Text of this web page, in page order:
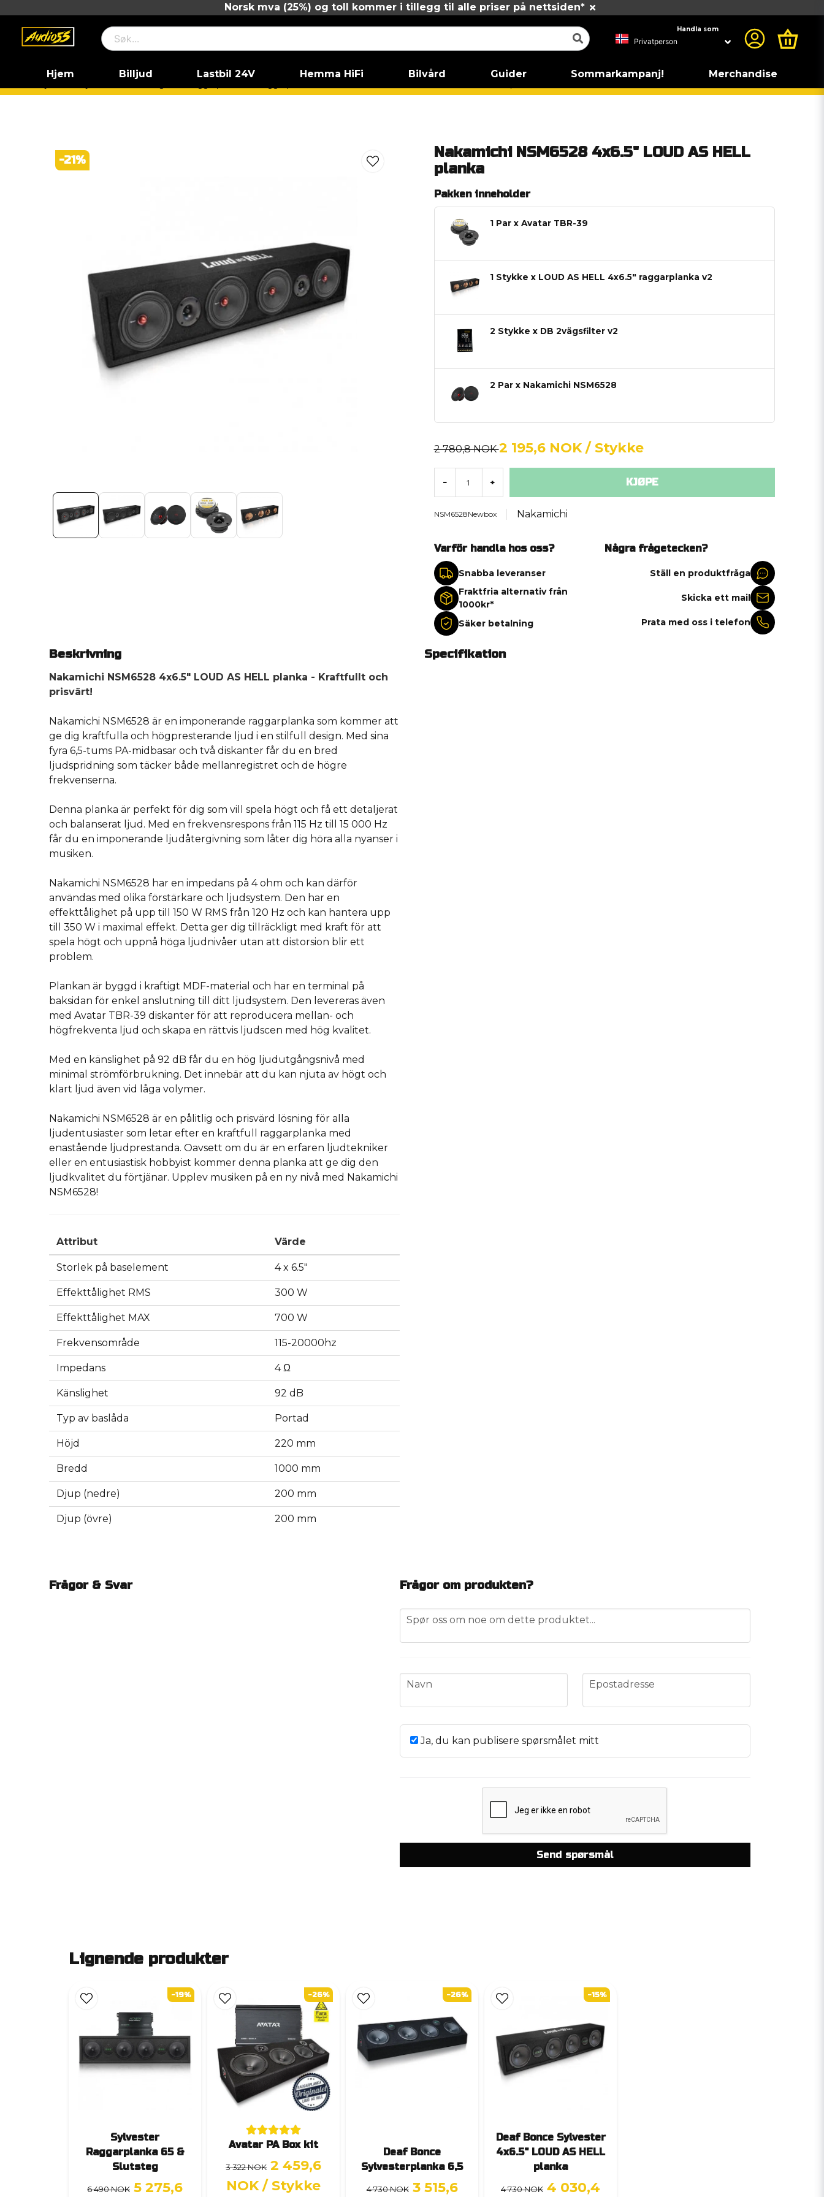
Norsk mva (25%) og toll kommer i tillegg til alle priser på nettsiden*
Handla som
Hjem Billjud Lastbil 24V Hemma HiFi Bilvård Guider Sommarkampanj! Merchandise
-21%
Nakamichi NSM6528 4x6.5" LOUD AS HELL
planka
Pakken inneholder
1 Par x Avatar TBR-39
1 Stykke x LOUD AS HELL 4x6.5" raggarplanka v2
2 Stykke x DB 2vägsfilter v2
2 Par x Nakamichi NSM6528
2 780,8 NOK2 195,6 NOK / Stykke
- + KJØPE
NSM6528Newbox Nakamichi
Varför handla hos oss?
Snabba leveranser
Fraktfria alternativ från
1000kr*
Säker betalning
Några frågetecken?
Ställ en produktfråga
Skicka ett mail
Prata med oss i telefon
Beskrivning
Nakamichi NSM6528 4x6.5" LOUD AS HELL planka - Kraftfullt och
prisvärt!
Nakamichi NSM6528 är en imponerande raggarplanka som kommer att
ge dig kraftfulla och högpresterande ljud i en stilfull design. Med sina
fyra 6,5-tums PA-midbasar och två diskanter får du en bred
ljudspridning som täcker både mellanregistret och de högre
frekvenserna.
Denna planka är perfekt för dig som vill spela högt och få ett detaljerat
och balanserat ljud. Med en frekvensrespons från 115 Hz till 15 000 Hz
får du en imponerande ljudåtergivning som låter dig höra alla nyanser i
musiken.
Nakamichi NSM6528 har en impedans på 4 ohm och kan därför
användas med olika förstärkare och ljudsystem. Den har en
effekttålighet på upp till 150 W RMS från 120 Hz och kan hantera upp
till 350 W i maximal effekt. Detta ger dig tillräckligt med kraft för att
spela högt och uppnå höga ljudnivåer utan att distorsion blir ett
problem.
Plankan är byggd i kraftigt MDF-material och har en terminal på
baksidan för enkel anslutning till ditt ljudsystem. Den levereras även
med Avatar TBR-39 diskanter för att reproducera mellan- och
högfrekventa ljud och skapa en rättvis ljudscen med hög kvalitet.
Med en känslighet på 92 dB får du en hög ljudutgångsnivå med
minimal strömförbrukning. Det innebär att du kan njuta av högt och
klart ljud även vid låga volymer.
Nakamichi NSM6528 är en pålitlig och prisvärd lösning för alla
ljudentusiaster som letar efter en kraftfull raggarplanka med
enastående ljudprestanda. Oavsett om du är en erfaren ljudtekniker
eller en entusiastisk hobbyist kommer denna planka att ge dig den
ljudkvalitet du förtjänar. Upplev musiken på en ny nivå med Nakamichi
NSM6528!
Attribut Värde
Storlek på baselement 4 x 6.5"
Effekttålighet RMS 300 W
Effekttålighet MAX 700 W
Frekvensområde 115-20000hz
Impedans 4 Ω
Känslighet 92 dB
Typ av baslåda Portad
Höjd 220 mm
Bredd 1000 mm
Djup (nedre) 200 mm
Djup (övre) 200 mm
Specifikation
Frågor & Svar Frågor om produkten?
question
Spør oss om noe om dette produktet...
name
Navn email
Epostadresse
Ja, du kan publisere spørsmålet mitt
Send spørsmål
Lignende produkter
Sylvester
Raggarplanka 65 &
Slutsteg
6 490 NOK 5 275,6
-19%
Avatar PA Box kit
3 322 NOK 2 459,6
NOK / Stykke
-26%
Deaf Bonce
Sylvesterplanka 6,5
4 730 NOK 3 515,6
-26%
Deaf Bonce Sylvester
4x6.5" LOUD AS HELL
planka
4 730 NOK 4 030,4
-15%